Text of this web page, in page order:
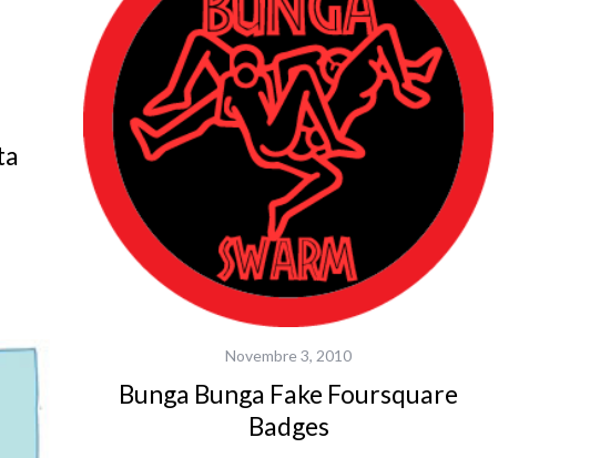
Novembre 3, 2010
Bunga Bunga Fake Foursquare
Badges